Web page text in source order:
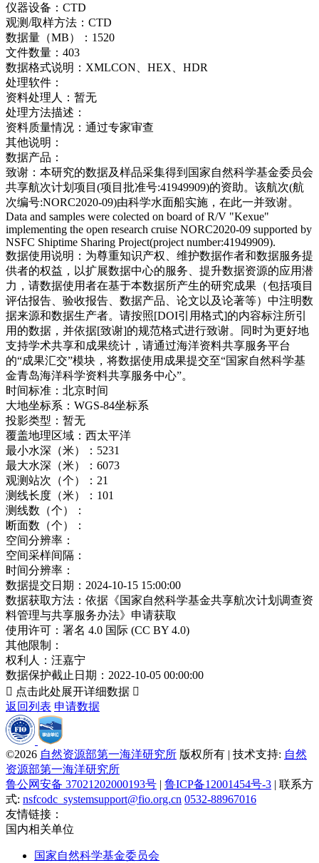
仪器设备： CTD
观测/取样方法： CTD
数据量（MB）： 1520
文件数量： 403
数据格式说明： XMLCON、HEX、HDR
处理软件：
资料处理人： 暂无
处理方法描述：
资料质量情况： 通过专家审查
其他说明：
数据产品：
致谢： 本研究的数据及样品采集得到国家自然科学基金委员会
共享航次计划项目(项目批准号:41949909)的资助。该航次(航
次编号:NORC2020-09)由科学水面船实施，在此一并致谢。
Data and samples were colected on board of R/V "Kexue"
implementing the open research cruise NORC2020-09 supported by
NSFC Shiptime Sharing Project(project number:41949909).
数据使用说明： 为尊重知识产权、维护数据作者和数据服务提
供者的权益，以扩展数据中心的服务、提升数据资源的应用潜
力，请数据使用者在基于本数据所产生的研究成果（包括项目
评估报告、验收报告、数据产品、论文以及论著等）中注明数
据来源和数据生产者。请按照[DOI引用格式]的内容标注所引
用的数据，并依据[致谢]的规范格式进行致谢。同时为更好地
支持学术共享和成果统计，请通过海洋资料共享服务平台
的“成果汇交”模块，将数据使用成果提交至“国家自然科学基
金青岛海洋科学资料共享服务中心”。
时间标准： 北京时间
大地坐标系： WGS-84坐标系
投影类型： 暂无
覆盖地理区域： 西太平洋
最小水深（米）： 5231
最大水深（米）： 6073
观测站次（个）： 21
测线长度（米）： 101
测线数（个）：
断面数（个）：
空间分辨率：
空间采样间隔：
时间分辨率：
数据提交日期： 2024-10-15 15:00:00
数据获取方法： 依据《国家自然科学基金共享航次计划调查资
料管理与共享服务办法》申请获取
使用许可： 署名 4.0 国际 (CC BY 4.0)
其他限制：
权利人： 汪嘉宁
数据保护截止日期： 2022-10-05 00:00:00
 点击此处展开详细数据 
返回列表 申请数据
©2026 自然资源部第一海洋研究所 版权所有 | 技术支持: 自然
资源部第一海洋研究所
鲁公网安备 37021202000193号 | 鲁ICP备12001454号-3 | 联系方
式: nsfcodc_systemsupport@fio.org.cn 0532-88967016
友情链接：
国内相关单位
国家自然科学基金委员会